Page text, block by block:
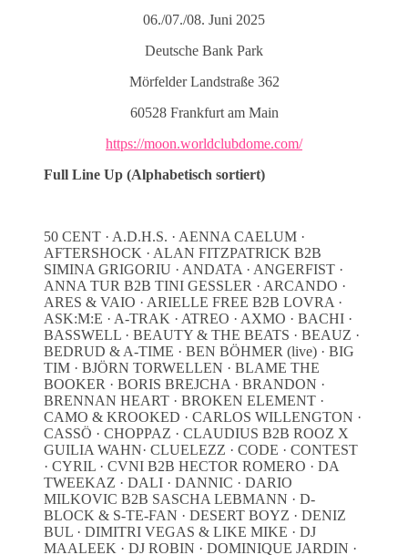
06./07./08. Juni 2025
Deutsche Bank Park
Mörfelder Landstraße 362
60528 Frankfurt am Main
https://moon.worldclubdome.com/
Full Line Up (Alphabetisch sortiert)
50 CENT · A.D.H.S. · AENNA CAELUM ·
AFTERSHOCK · ALAN FITZPATRICK B2B
SIMINA GRIGORIU · ANDATA · ANGERFIST ·
ANNA TUR B2B TINI GESSLER · ARCANDO ·
ARES & VAIO · ARIELLE FREE B2B LOVRA ·
ASK:M:E · A-TRAK · ATREO · AXMO · BACHI ·
BASSWELL · BEAUTY & THE BEATS · BEAUZ ·
BEDRUD & A-TIME · BEN BÖHMER (live) · BIG
TIM · BJÖRN TORWELLEN · BLAME THE
BOOKER · BORIS BREJCHA · BRANDON ·
BRENNAN HEART · BROKEN ELEMENT ·
CAMO & KROOKED · CARLOS WILLENGTON ·
CASSÖ · CHOPPAZ · CLAUDIUS B2B ROOZ X
GUILIA WAHN· CLUELEZZ · CODE · CONTEST
· CYRIL · CVNI B2B HECTOR ROMERO · DA
TWEEKAZ · DALI · DANNIC · DARIO
MILKOVIC B2B SASCHA LEBMANN · D-
BLOCK & S-TE-FAN · DESERT BOYZ · DENIZ
BUL · DIMITRI VEGAS & LIKE MIKE · DJ
MAALEEK · DJ ROBIN · DOMINIQUE JARDIN ·